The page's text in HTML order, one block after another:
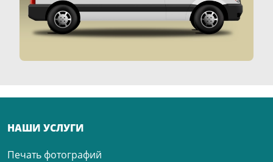
НАШИ УСЛУГИ
Печать фотографий